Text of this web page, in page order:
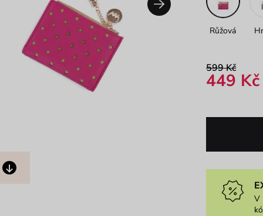
Růžová
599 Kč
449 Kč
V